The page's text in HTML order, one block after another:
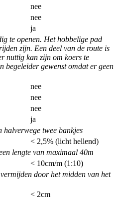
nee
nee
ja
te openen. Het hobbelige pad
zijn. Een deel van de route is
nuttig kan zijn om koers te
begeleider gewenst omdat er geen
nee
nee
nee
ja
halverwege twee bankjes
< 2,5% (licht hellend)
lengte van maximaal 40m
< 10cm/m (1:10)
door het midden van het
< 2cm